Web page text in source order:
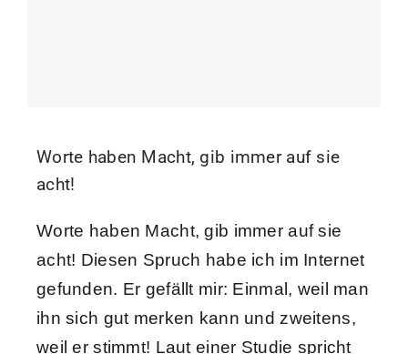
Worte haben Macht, gib immer auf sie
acht!
Worte haben Macht, gib immer auf sie
acht! Diesen Spruch habe ich im Internet
gefunden. Er gefällt mir: Einmal, weil man
ihn sich gut merken kann und zweitens,
weil er stimmt! Laut einer Studie spricht